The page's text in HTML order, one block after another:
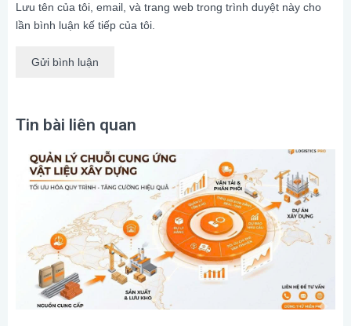
Lưu tên của tôi, email, và trang web trong trình duyệt này cho
lần bình luận kế tiếp của tôi.
Tin bài liên quan